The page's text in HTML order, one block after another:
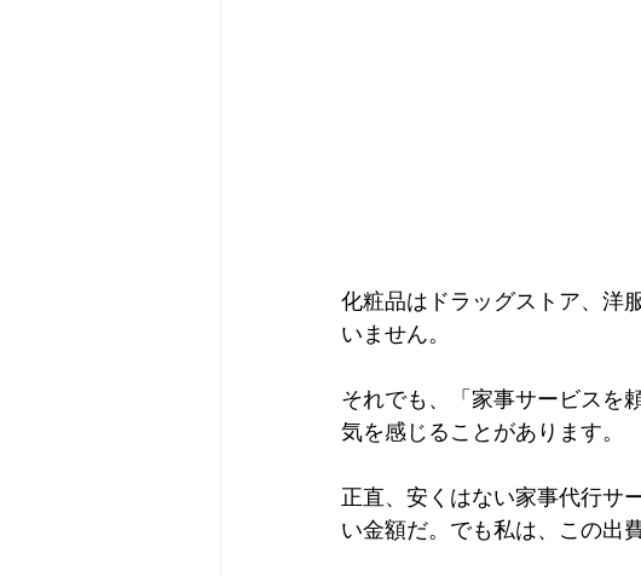
化粧品はドラッグストア、洋
いません。
それでも、「家事サービスを
気を感じることがあります。
正直、安くはない家事代行サ
い金額だ。でも私は、この出